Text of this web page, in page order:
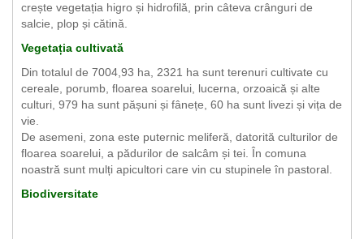
crește vegetația higro și hidrofilă, prin câteva crânguri de
salcie, plop și cătină.
Vegetația cultivată
Din totalul de 7004,93 ha, 2321 ha sunt terenuri cultivate cu
cereale, porumb, floarea soarelui, lucerna, orzoaică și alte
culturi, 979 ha sunt pășuni și fânețe, 60 ha sunt livezi și vița de
vie.
De asemeni, zona este puternic meliferă, datorită culturilor de
floarea soarelui, a pădurilor de salcâm și tei. În comuna
noastră sunt mulți apicultori care vin cu stupinele în pastoral.
Biodiversitate